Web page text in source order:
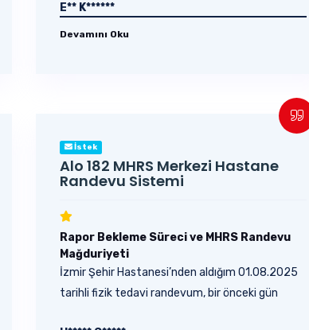
E** K******
Devamını Oku
İstek
Alo 182 MHRS Merkezi Hastane
Randevu Sistemi
Rapor Bekleme Süreci ve MHRS Randevu
Mağduriyeti
İzmir Şehir Hastanesi’nden aldığım 01.08.2025
tarihli fizik tedavi randevum, bir önceki gün